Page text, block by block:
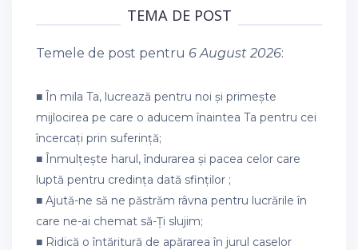
TEMA DE POST
Temele de post pentru 6 August 2026:
■ În mila Ta, lucrează pentru noi și primește
mijlocirea pe care o aducem înaintea Ta pentru cei
încercați prin suferință;
■ Înmulțește harul, îndurarea și pacea celor care
luptă pentru credința dată sfinților ;
■ Ajută-ne să ne păstrăm râvna pentru lucrările în
care ne-ai chemat să-Ți slujim;
■ Ridică o întăritură de apărarea în jurul caselor